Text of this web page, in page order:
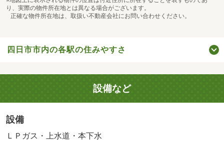
り、実際の物件所在地とは異なる場合がございます。
正確な物件所在地は、取扱い不動産会社にお問い合わせください。
四日市市内の各駅の住みやすさ
設備など
設備
ＬＰガス・上水道・本下水